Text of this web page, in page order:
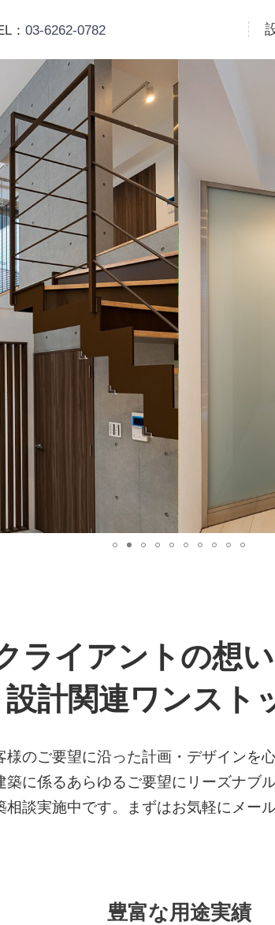
： 03-6262-0782
ライアントの想
計関連ワンスト
様のご要望に沿った計画・デザインを
築に係るあらゆるご要望にリーズナブ
相談実施中です。まずはお気軽にメー
豊富な用途実績